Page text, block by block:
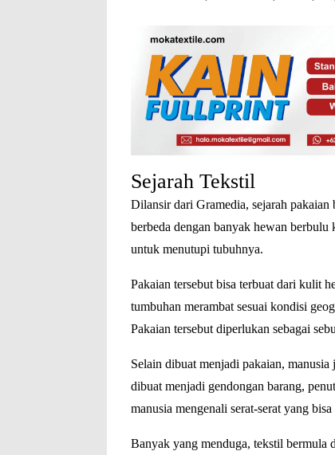
Sejarah Tekstil
Dilansir dari Gramedia, sejarah
berbeda dengan banyak hewan
untuk menutupi tubuhnya.
Pakaian tersebut bisa terbuat dari kulit
tumbuhan merambat sesuai kondisi
Pakaian tersebut diperlukan sebagai
Selain dibuat menjadi pakaian,
dibuat menjadi gendongan barang,
manusia mengenali serat-serat yang
Banyak yang menduga, tekstil bermula